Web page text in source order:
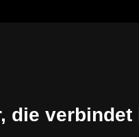
die verbindet